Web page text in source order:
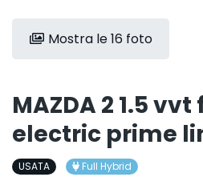
Mostra le 16 foto
MAZDA 2 1.5
electric prime
USATA Full Hybrid